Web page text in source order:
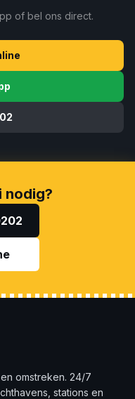
of bel ons direct.
nodig?
omstreken. 24/7
stations en